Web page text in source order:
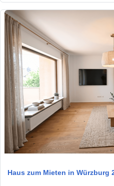
Haus zum Mieten in Würzburg